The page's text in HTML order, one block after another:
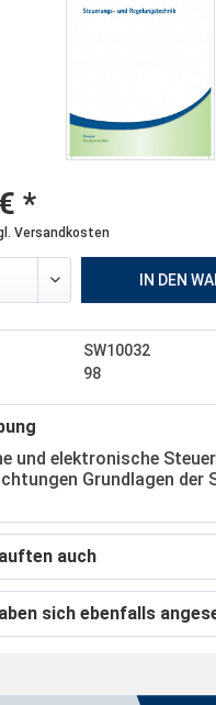
*
Versandkosten
IN DEN
SW10032
98
und elektronische
Grundlagen der
auch
sich ebenfalls